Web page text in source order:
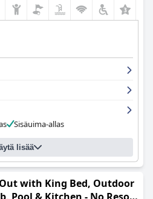
Sisäuima-allas
lisää
with King Bed, Outdoor